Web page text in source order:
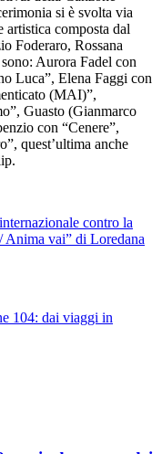
si è svolta via
artistica composta dal
Foderaro, Rossana
Aurora Fadel con
Luca”, Elena Faggi con
(MAI)”,
Guasto (Gianmarco
con “Cenere”,
quest’ultima anche
contro la
Anima vai” di Loredana
104: dai viaggi in